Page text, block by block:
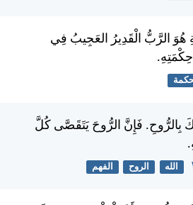
هُوَ الرَّبُّ الْقَدِيرُ العَجِيبُ فِي
بِالرُّوحِ. فَإِنَّ الرُّوحَ يَتَقَصَّى كُلَّ
الله الروح الفهم